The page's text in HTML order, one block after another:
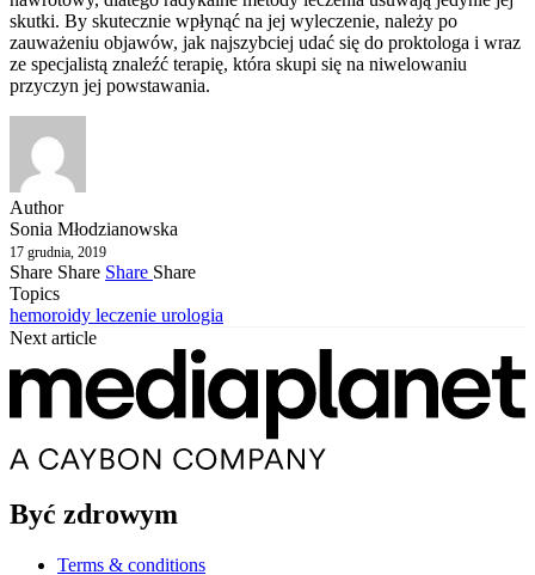
skutki. By skutecznie wpłynąć na jej wyleczenie, należy po
zauważeniu objawów, jak najszybciej udać się do proktologa i wraz
ze specjalistą znaleźć terapię, która skupi się na niwelowaniu
przyczyn jej powstawania.
Author
Sonia Młodzianowska
17 grudnia, 2019
Share Share Share Share
Topics
hemoroidy leczenie urologia
Next article
Być zdrowym
Terms & conditions